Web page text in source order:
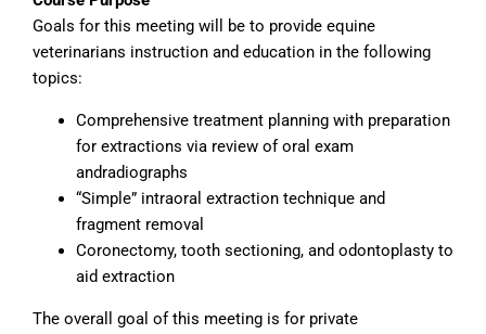
Goals for this meeting will be to provide equine
veterinarians instruction and education in the following
topics:
Comprehensive treatment planning with preparation
for extractions via review of oral exam
andradiographs
“Simple” intraoral extraction technique and
fragment removal
Coronectomy, tooth sectioning, and odontoplasty to
aid extraction
The overall goal of this meeting is for private